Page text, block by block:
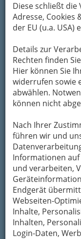
Diese schließt die
Adresse, Cookies
der EU (u.a. USA)
Details zur
Rechten finden
Hier können Sie
widerrufen sowie
abwählen.
können nicht
Nach Ihrer
führen wir und
Informationen
und verarbeiten,
Endgerät
Webseiten-
Inhalte,
Inhalten,
Login-Daten,
Adresse mit
Um die Info-
bewahren,
Übermittlung
Formular. Ihre
Unternehmen
weitergeleitet.
Mein Name
Meine Email
Mein Betreff